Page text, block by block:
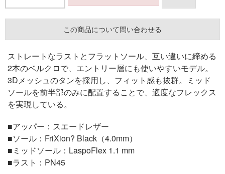
この商品について問い合わせる
ストレートなラストとフラットソール、互い違いに締める
2本のベルクロで、エントリー層にも使いやすいモデル。
3Dメッシュのタンを採用し、フィット感も抜群。ミッド
ソールを前半部のみに配置することで、適度なフレックス
を実現している。
■アッパー：スエードレザー
■ソール：FriXion? Black（4.0mm）
■ミッドソール：LaspoFlex 1.1 mm
■ラスト：PN45